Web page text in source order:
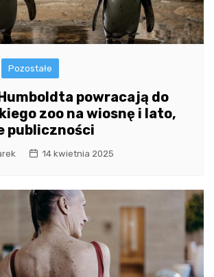
Pozostałe
powracają do
zoo na wiosnę i lato,
publiczności
14 kwietnia 2025